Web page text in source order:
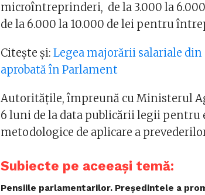
microîntreprinderi, de la 3.000 la
de la 6.000 la 10.000 de lei pentru
Citește și:Legea majorării salariale din
aprobată în Parlament
Autorităţile, împreună cu Ministerul
6 luni de la data publicării legii pentru
metodologice de aplicare a
Subiecte pe aceeași temă:
Pensiile parlamentarilor. Președintele a